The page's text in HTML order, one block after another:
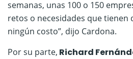
semanas, unas 100 o 150
retos o necesidades que tienen
ningún costo”, dijo Cardona.
Por su parte, Richard